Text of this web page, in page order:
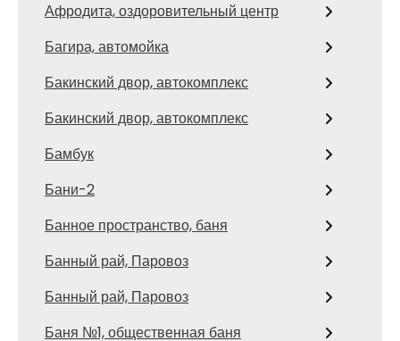
Афродита, оздоровительный центр
Багира, автомойка
Бакинский двор, автокомплекс
Бакинский двор, автокомплекс
Бамбук
Бани-2
Банное пространство, баня
Банный рай, Паровоз
Банный рай, Паровоз
Баня №1, общественная баня